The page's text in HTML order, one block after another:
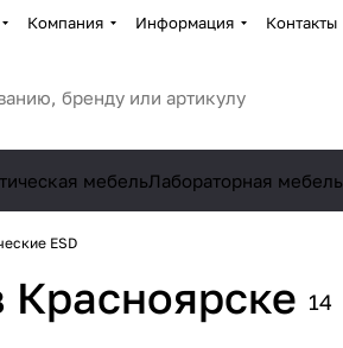
Компания Информация Контакты
мебельЛабораторная мебель
ESD
Красноярске 14